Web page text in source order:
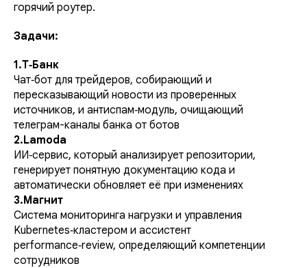
горячий роутер.
Задачи:
1.Т‑Банк
Чат‑бот для трейдеров, собирающий и
пересказывающий новости из проверенных
источников, и антиспам‑модуль, очищающий
телеграм-каналы банка от ботов
2.Lamoda
ИИ‑сервис, который анализирует репозитории,
генерирует понятную документацию кода и
автоматически обновляет её при изменениях
3.Магнит
Система мониторинга нагрузки и управления
Kubernetes‑кластером и ассистент
performance‑review, определяющий компетенции
сотрудников